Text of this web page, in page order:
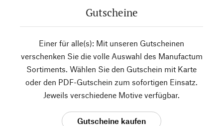
Gutscheine
Einer für alle(s): Mit unseren Gutscheinen
verschenken Sie die volle Auswahl des Manufactum
Sortiments. Wählen Sie den Gutschein mit Karte
oder den PDF-Gutschein zum sofortigen Einsatz.
Jeweils verschiedene Motive verfügbar.
Gutscheine kaufen